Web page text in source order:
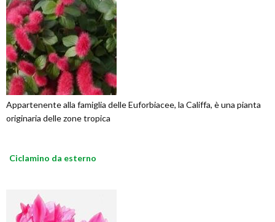
Appartenente alla famiglia delle Euforbiacee, la Califfa, è una pianta
originaria delle zone tropica
Ciclamino da esterno